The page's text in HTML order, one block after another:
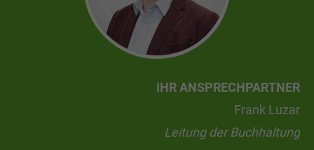
IHR ANSPRECHPARTNER
Frank Luzar
Leitung der Buchhaltung